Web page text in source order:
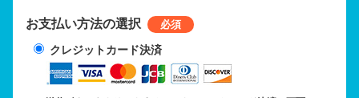
お支払い方法の選択
クレジットカード決済